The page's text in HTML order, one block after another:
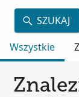
SZUKAJ
Wszystkie